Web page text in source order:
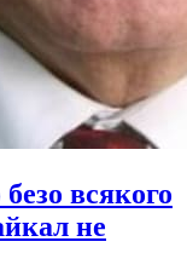
всякого
не